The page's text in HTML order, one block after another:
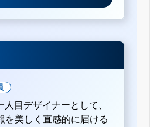
目デザイナーとして、
を美しく直感的に届ける